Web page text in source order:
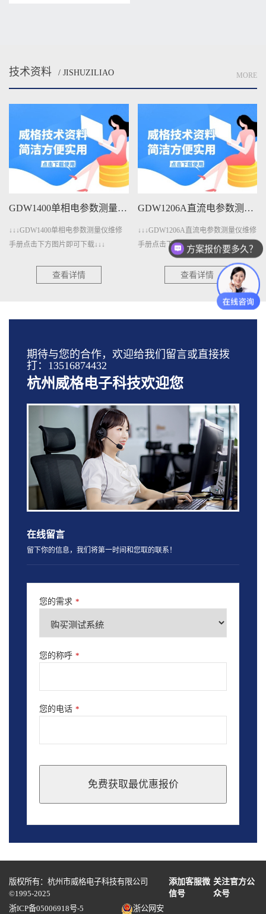
技术资料 / JISHUZILIAO MORE
GDW1400单相电参数测量仪维修手册下载
↓↓↓GDW1400单相电参数测量仪维修
手册点击下方图片即可下载↓↓↓
查看详情
GDW1206A直流电参数测量仪维修手册下载
↓↓↓GDW1206A直流电参数测量仪维修
手册点击下方图片即可下载↓↓↓
查看详情
期待与您的合作，欢迎给我们留言或直接拨
打：13516874432
杭州威格电子科技欢迎您
在线留言
留下你的信息，我们将第一时间和您取的联系！
您的需求 *
您的称呼 *
您的电话 *
免费获取最优惠报价
should
blank
版权所有：杭州市威格电子科技有限公司
©1995-2025
添加客服微
信号
关注官方公
众号
浙ICP备05006918号-5
浙公网安
方案报价要多久？